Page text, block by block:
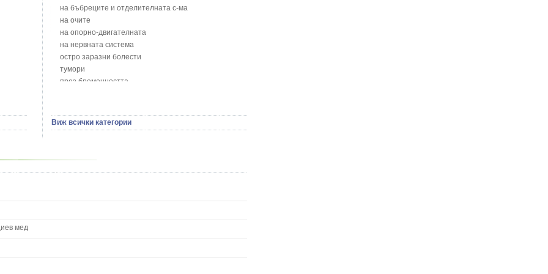
Бобови шушулки - Phaseolus Vulgaris L.
Божур - Paeonia Decora
Борови връхчета - Pinus sylvestris
Босилек - Ocimum Basillicum
Брей - Tamus Communis
Брош - Rubia tinctorum L.
Бръшлян - Hedera helix L.
Бял имел - Viscum album L.
Бял оман - Inula Helenium L.
Бяла върба - Salix Аlba
на бъбреците и отделителната с-ма
на очите
на опорно-двигателната
на нервната система
остро заразни болести
тумори
през бременността
сексуални проблеми
на половите органи
Виж всички категории
мед